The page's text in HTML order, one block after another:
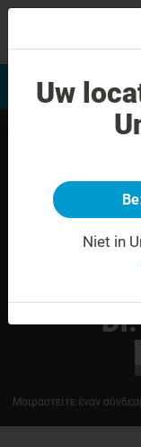
Αξιολόγηση
Μοιραστείτε έναν
Uw
Niet in